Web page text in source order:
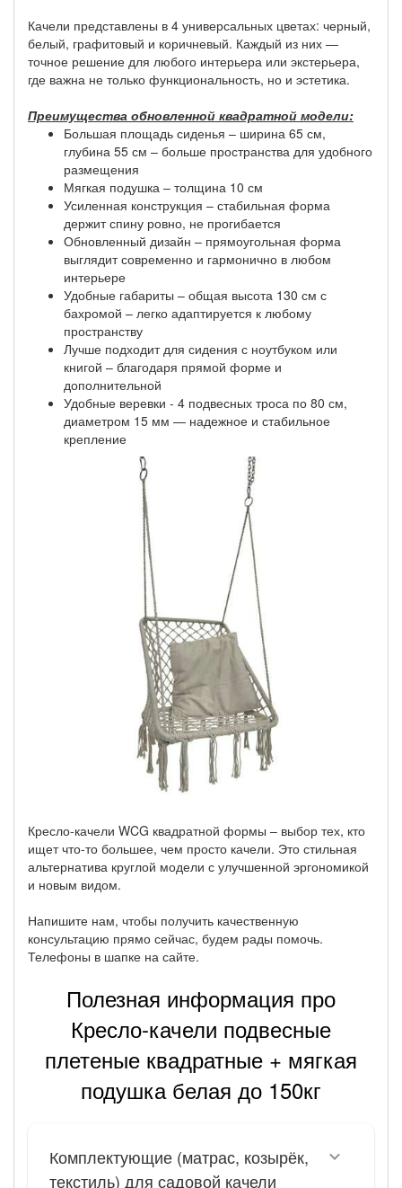
Качели представлены в 4 универсальных цветах: черный,
белый, графитовый и коричневый. Каждый из них —
точное решение для любого интерьера или экстерьера,
где важна не только функциональность, но и эстетика.
Преимущества обновленной квадратной модели:
Большая площадь сиденья – ширина 65 см,
глубина 55 см – больше пространства для удобного
размещения
Мягкая подушка – толщина 10 см
Усиленная конструкция – стабильная форма
держит спину ровно, не прогибается
Обновленный дизайн – прямоугольная форма
выглядит современно и гармонично в любом
интерьере
Удобные габариты – общая высота 130 см с
бахромой – легко адаптируется к любому
пространству
Лучше подходит для сидения с ноутбуком или
книгой – благодаря прямой форме и
дополнительной
Удобные веревки - 4 подвесных троса по 80 см,
диаметром 15 мм — надежное и стабильное
крепление
Кресло-качели WCG квадратной формы – выбор тех, кто
ищет что-то большее, чем просто качели. Это стильная
альтернатива круглой модели с улучшенной эргономикой
и новым видом.
Напишите нам, чтобы получить качественную
консультацию прямо сейчас, будем рады помочь.
Телефоны в шапке на сайте.
Полезная информация про
Кресло-качели подвесные
плетеные квадратные + мягкая
подушка белая до 150кг
Комплектующие (матрас, козырёк,
текстиль) для садовой качели